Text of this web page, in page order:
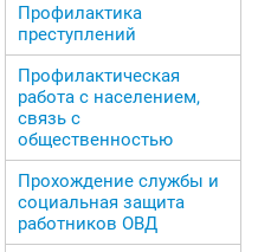
Профилактика
преступлений
Профилактическая
работа с населением,
связь с
общественностью
Прохождение службы и
социальная защита
работников ОВД